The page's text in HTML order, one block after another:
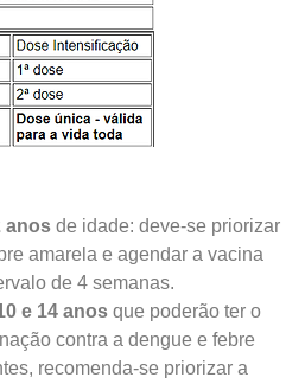
anos de idade: deve-se priorizar
amarela e agendar a vacina
de 4 semanas.
e 14 anos que poderão ter o
contra a dengue e febre
recomenda-se priorizar a